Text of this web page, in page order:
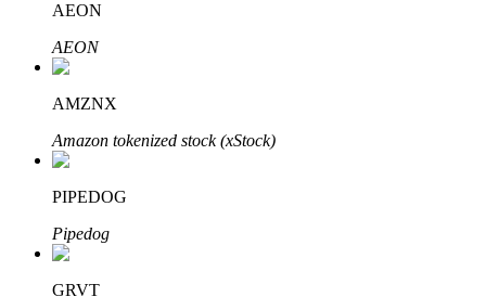
Empréstimos
AEON
AEON
AMZNX
Amazon tokenized stock (xStock)
PIPEDOG
Pipedog
GRVT